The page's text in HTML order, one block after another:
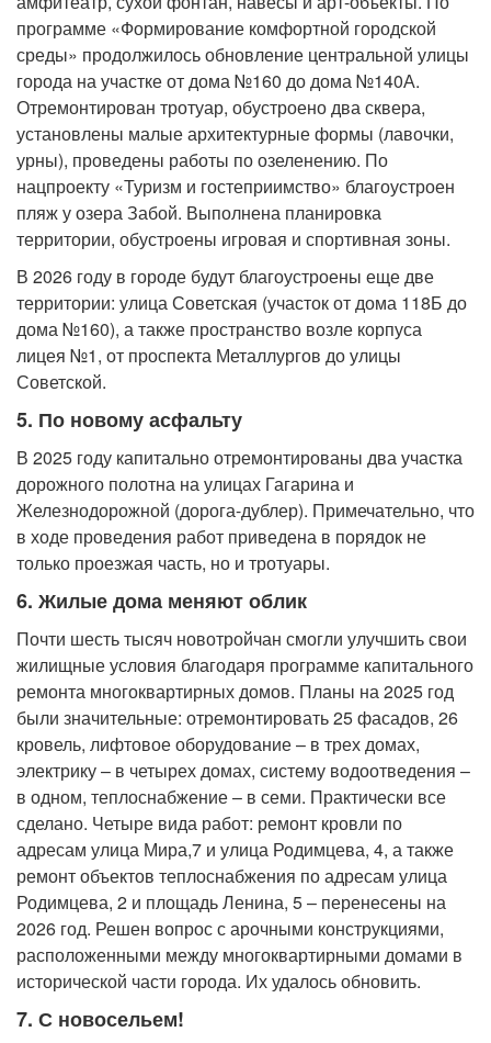
программе «Формирование комфортной городской
среды» продолжилось обновление центральной улицы
города на участке от дома №160 до дома №140А.
Отремонтирован тротуар, обустроено два сквера,
установлены малые архитектурные формы (лавочки,
урны), проведены работы по озеленению. По
нацпроекту «Туризм и гостеприимство» благоустроен
пляж у озера Забой. Выполнена планировка
территории, обустроены игровая и спортивная зоны.
В 2026 году в городе будут благоустроены еще две
территории: улица Советская (участок от дома 118Б до
дома №160), а также пространство возле корпуса
лицея №1, от проспекта Металлургов до улицы
Советской.
5. По новому асфальту
В 2025 году капитально отремонтированы два участка
дорожного полотна на улицах Гагарина и
Железнодорожной (дорога-дублер). Примечательно, что
в ходе проведения работ приведена в порядок не
только проезжая часть, но и тротуары.
6. Жилые дома меняют облик
Почти шесть тысяч новотройчан смогли улучшить свои
жилищные условия благодаря программе капитального
ремонта многоквартирных домов. Планы на 2025 год
были значительные: отремонтировать 25 фасадов, 26
кровель, лифтовое оборудование – в трех домах,
электрику – в четырех домах, систему водоотведения –
в одном, теплоснабжение – в семи. Практически все
сделано. Четыре вида работ: ремонт кровли по
адресам улица Мира,7 и улица Родимцева, 4, а также
ремонт объектов теплоснабжения по адресам улица
Родимцева, 2 и площадь Ленина, 5 – перенесены на
2026 год. Решен вопрос с арочными конструкциями,
расположенными между многоквартирными домами в
исторической части города. Их удалось обновить.
7. С новосельем!